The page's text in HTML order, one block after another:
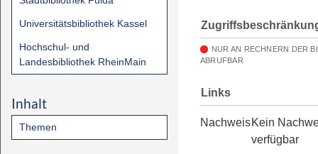
Universitätsbibliothek Kassel
Hochschul- und
Landesbibliothek RheinMain
Inhalt
Themen
NUR AN RECHNERN DER
ABRUFBAR
Links
NachweisKein
verfügbar